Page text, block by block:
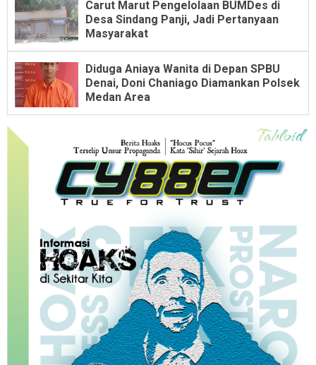
Carut Marut Pengelolaan BUMDes di
Desa Sindang Panji, Jadi Pertanyaan
Masyarakat
Diduga Aniaya Wanita di Depan SPBU
Denai, Doni Chaniago Diamankan Polsek
Medan Area